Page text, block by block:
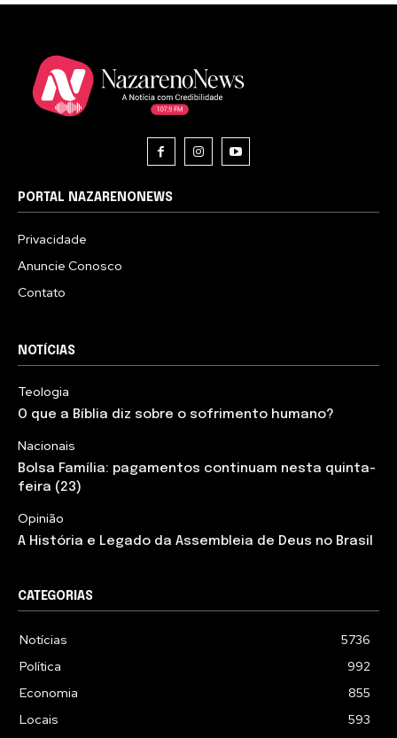
PORTAL NAZARENONEWS
Privacidade
Anuncie Conosco
Contato
NOTÍCIAS
Teologia
O que a Bíblia diz sobre o sofrimento humano?
Nacionais
Bolsa Família: pagamentos continuam nesta quinta-
feira (23)
Opinião
A História e Legado da Assembleia de Deus no Brasil
CATEGORIAS
Notícias
5736
Política
992
Economia
855
Locais
593